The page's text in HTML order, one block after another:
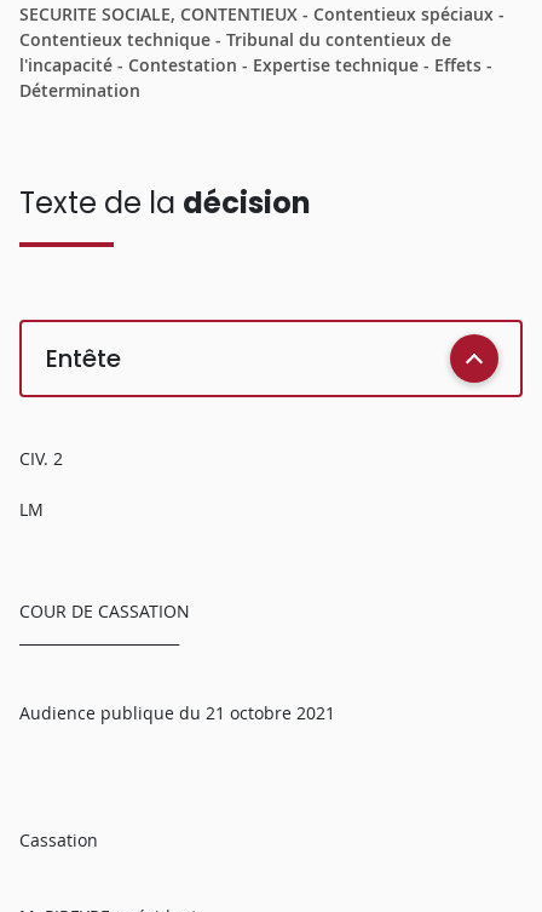
SECURITE SOCIALE, CONTENTIEUX - Contentieux spéciaux -
Contentieux technique - Tribunal du contentieux de
l'incapacité - Contestation - Expertise technique - Effets -
Détermination
Texte de la décision
Entête
CIV. 2
LM
COUR DE CASSATION
Audience publique du 21 octobre 2021
Cassation